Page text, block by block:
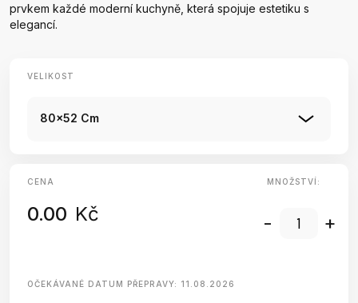
prvkem každé moderní kuchyně, která spojuje estetiku s
elegancí.
VELIKOST
80x52 Cm
CENA
0.00 Kč
MNOŽSTVÍ:
- +
OČEKÁVANÉ DATUM PŘEPRAVY: 11.08.2026